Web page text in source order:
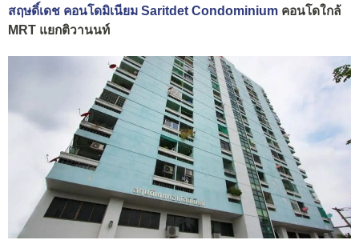
สฤษดิ์เดช คอนโดมิเนียม Saritdet Condominium คอนโดใกล้
MRT แยกติวานนท์